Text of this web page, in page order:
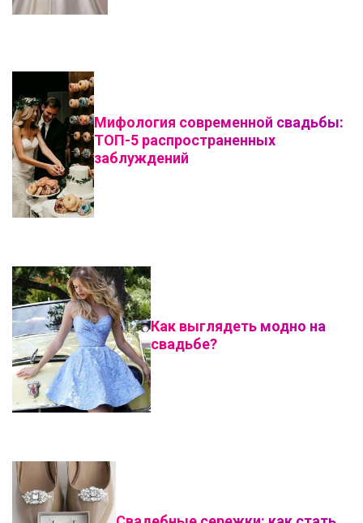
Мифология современной свадьбы:
ТОП-5 распространенных
заблуждений
Как выглядеть модно на
свадьбе?